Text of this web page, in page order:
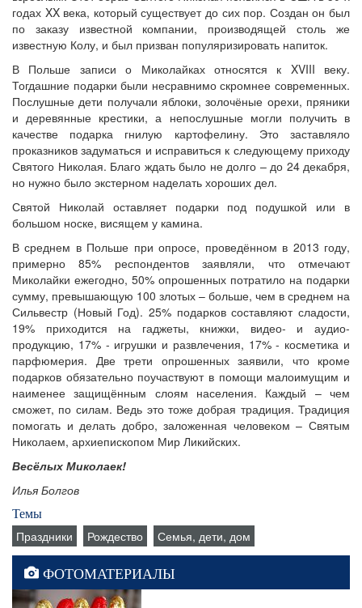
годах XX века, который существует до сих пор. Создан он был
по заказу известной компании, производящей столь же
известную Колу, и был призван популяризировать напиток.
В Польше записи о Миколайках относятся к XVIII веку.
Тогдашние подарки были несравнимо скромнее современных.
Послушные дети получали яблоки, золочёные орехи, пряники
и деревянные крестики, а непослушные могли получить в
качестве подарка гнилую картофелину. Это заставляло
проказников задуматься и исправиться к следующему приходу
Святого Николая. Благо ждать было не долго – до 24 декабря,
но нужно было экстерном наделать хороших дел.
Святой Николай оставляет подарки под подушкой или в
большом носке, висящем у камина.
В среднем в Польше при опросе, проведённом в 2013 году,
примерно 85% респондентов заявляли, что отмечают
Миколайки ежегодно, 50% опрошенных потратило на подарки
сумму, превышающую 100 злотых – больше, чем в среднем на
Сильвестр (Новый Год). 25% подарков составляют сладости,
19% приходится на гаджеты, книжки, видео- и аудио-
продукцию, 17% - игрушки и развлечения, 17% - косметика и
парфюмерия. Две трети опрошенных заявили, что кроме
подарков обязательно поучаствуют в помощи малоимущим и
наименее защищённым слоям населения. Каждый – чем
сможет, по силам. Ведь это тоже добрая традиция. Традиция
помогать и делать добро, заложенная человеком – Святым
Николаем, архиепископом Мир Ликийских.
Весёлых Миколаек!
Илья Болгов
Темы
Праздники Рождество Семья, дети, дом
ФОТОМАТЕРИАЛЫ